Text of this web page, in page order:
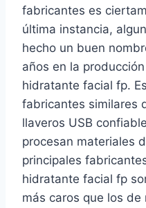
fabricantes es
última instancia,
hecho un buen
años en la
hidratante facial fp.
fabricantes similares
llaveros USB
procesan materiales
principales
hidratante facial fp
más caros que los de